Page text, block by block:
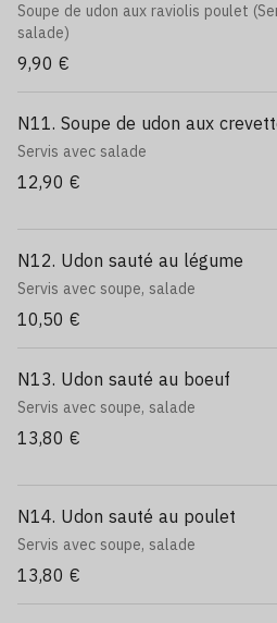
Soupe de udon aux raviolis poulet
salade)
9,90 €
N11. Soupe de udon aux
Servis avec salade
12,90 €
N12. Udon sauté au légume
Servis avec soupe, salade
10,50 €
N13. Udon sauté au boeuf
Servis avec soupe, salade
13,80 €
N14. Udon sauté au poulet
Servis avec soupe, salade
13,80 €